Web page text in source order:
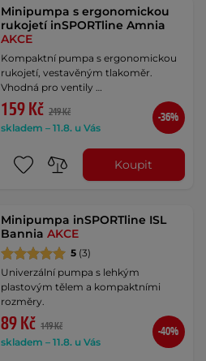
Minipumpa s ergonomickou
rukojetí inSPORTline Amnia
AKCE
Kompaktní pumpa s ergonomickou
rukojetí, vestavěným tlakoměr.
Vhodná pro ventily …
159 Kč 249 Kč
skladem – 11.8. u Vás
-36%
Koupit
Minipumpa inSPORTline ISL
BanniaAKCE
5 (3)
Univerzální pumpa s lehkým
plastovým tělem a kompaktními
rozměry.
89 Kč 149 Kč
skladem – 11.8. u Vás
-40%